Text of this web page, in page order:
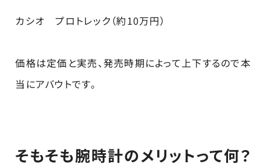
カシオ プロトレック（約10万円）
価格は定価と実売、発売時期によって上下するので本
当にアバウトです。
そもそも腕時計のメリットって何？